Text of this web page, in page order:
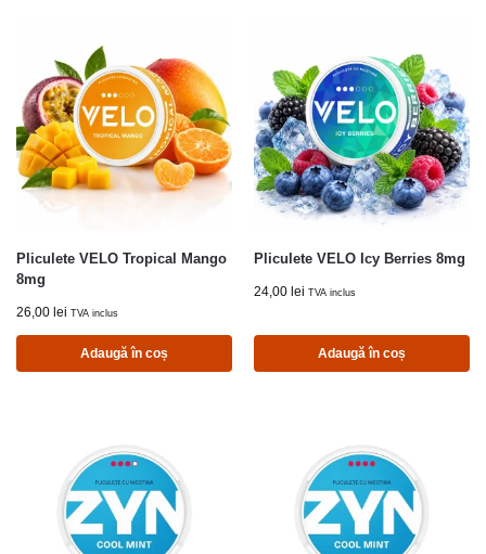
Pliculete VELO Tropical Mango
8mg
26,00 lei TVA inclus
Adaugă în coș
Pliculete VELO Icy Berries 8mg
24,00 lei TVA inclus
Adaugă în coș